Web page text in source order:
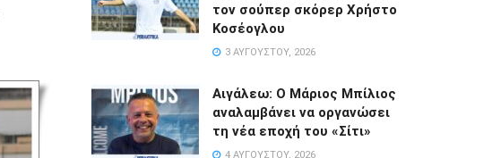
τον σούπερ σκόρερ Χρήστο
Κοσέογλου
3 ΑΥΓΟΎΣΤΟΥ, 2026
Αιγάλεω: Ο Μάριος Μπίλιος
αναλαμβάνει να οργανώσει
τη νέα εποχή του «Σίτι»
4 ΑΥΓΟΎΣΤΟΥ, 2026